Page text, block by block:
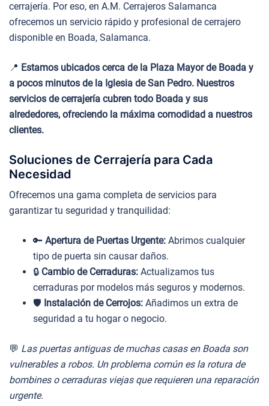
cerrajería. Por eso, en A.M. Cerrajeros Salamanca
ofrecemos un servicio rápido y profesional de cerrajero
disponible en Boada, Salamanca.
📍 Estamos ubicados cerca de la Plaza Mayor de Boada y
a pocos minutos de la Iglesia de San Pedro. Nuestros
servicios de cerrajería cubren todo Boada y sus
alrededores, ofreciendo la máxima comodidad a nuestros
clientes.
Soluciones de Cerrajería para Cada
Necesidad
Ofrecemos una gama completa de servicios para
garantizar tu seguridad y tranquilidad:
🔑 Apertura de Puertas Urgente: Abrimos cualquier
tipo de puerta sin causar daños.
🔒 Cambio de Cerraduras: Actualizamos tus
cerraduras por modelos más seguros y modernos.
🛡️ Instalación de Cerrojos: Añadimos un extra de
seguridad a tu hogar o negocio.
💬 Las puertas antiguas de muchas casas en Boada son
vulnerables a robos. Un problema común es la rotura de
bombines o cerraduras viejas que requieren una reparación
urgente.